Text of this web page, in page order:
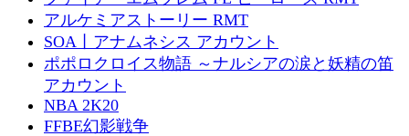
アルケミアストーリー RMT
SOA丨アナムネシス アカウント
ポポロクロイス物語 ～ナルシアの涙と妖精の笛
アカウント
NBA 2K20
FFBE幻影戦争